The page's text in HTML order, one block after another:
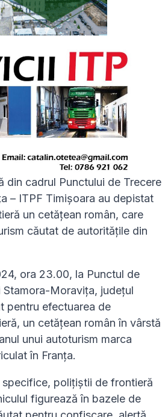
din cadrul Punctului de Trecere
– ITPF Timișoara au depistat
un cetățean român, care
căutat de autorităţile din
ora 23.00, la Punctul de
Stamora-Moravița, judeţul
pentru efectuarea de
un cetăţean român în vârstă
unui autoturism marca
în Franța.
poliţiştii de frontieră
figurează în bazele de